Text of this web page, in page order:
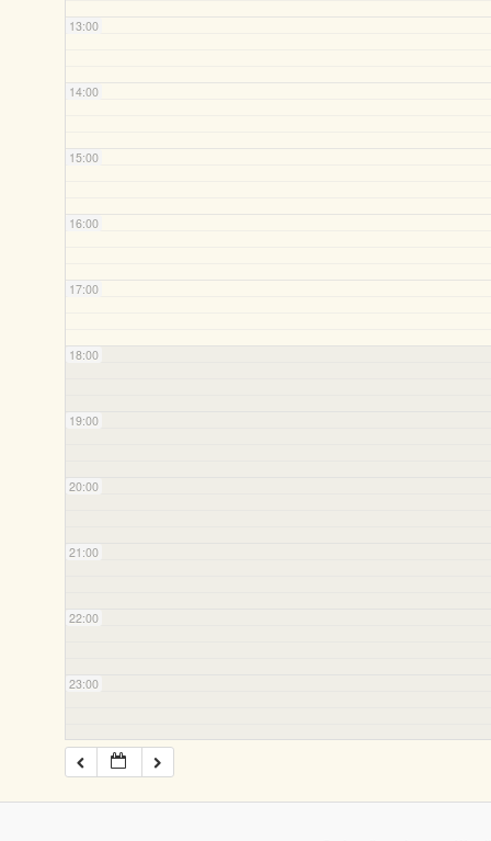
13:00
14:00
15:00
16:00
17:00
18:00
19:00
20:00
21:00
22:00
23:00